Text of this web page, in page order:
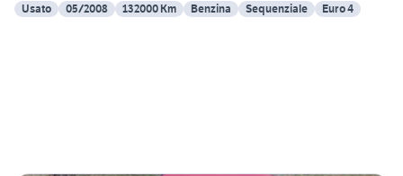
Usato
05/2008 132000 Km Benzina Sequenziale Euro 4